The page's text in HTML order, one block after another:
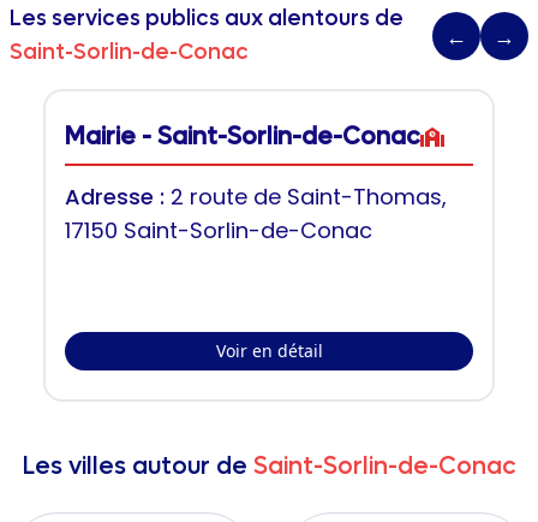
Les services publics aux alentours de
Saint-Sorlin-de-Conac
← →
Mairie - Saint-Sorlin-de-Conac
Adresse : 2 route de Saint-Thomas,
17150 Saint-Sorlin-de-Conac
Voir en détail
Les villes autour de Saint-Sorlin-de-Conac